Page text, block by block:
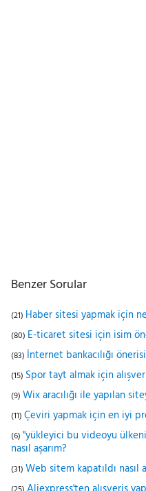
Benzer Sorular
(21) Haber sitesi yapmak için
(80) E-ticaret sitesi için isim
(83) İnternet bankacılığı önerisi
(15) Spor tayt almak için
(9) Wix aracılığı ile yapılan
(11) Çeviri yapmak için en iyi
(6) "yükleyici bu videoyu
nasıl aşarım?
(31) Web sitem kapatıldı nasıl